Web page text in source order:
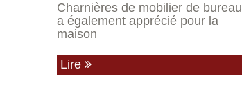
Charnières de mobilier de bureau
a également apprécié pour la
maison
Lire